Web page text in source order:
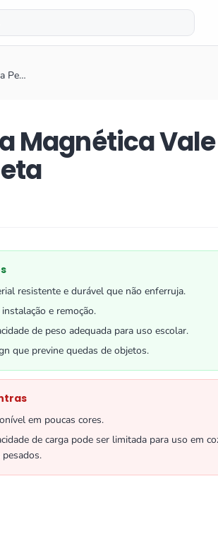
Pe…
Magnética Vale
resistente e durável que não enferruja.
instalação e remoção.
de peso adequada para uso escolar.
que previne quedas de objetos.
em poucas cores.
de carga pode ser limitada para uso em
pesados.